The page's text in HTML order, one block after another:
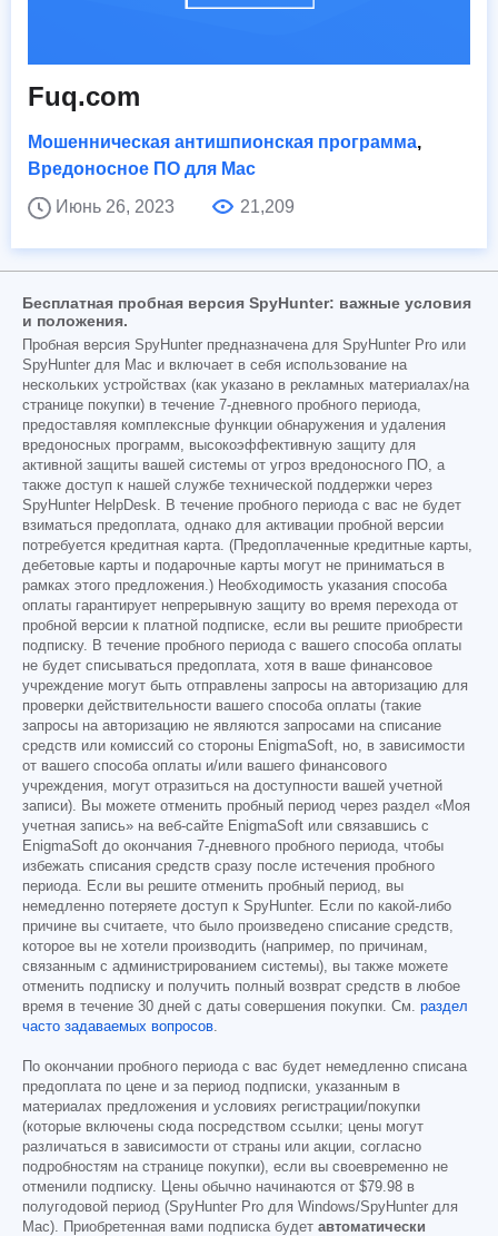
Fuq.com
Мошенническая антишпионская программа,
Вредоносное ПО для Mac
Июнь 26, 2023
21,209
Бесплатная пробная версия SpyHunter: важные условия
и положения.
Пробная версия SpyHunter предназначена для SpyHunter Pro или
SpyHunter для Mac и включает в себя использование на
нескольких устройствах (как указано в рекламных материалах/на
странице покупки) в течение 7-дневного пробного периода,
предоставляя комплексные функции обнаружения и удаления
вредоносных программ, высокоэффективную защиту для
активной защиты вашей системы от угроз вредоносного ПО, а
также доступ к нашей службе технической поддержки через
SpyHunter HelpDesk. В течение пробного периода с вас не будет
взиматься предоплата, однако для активации пробной версии
потребуется кредитная карта. (Предоплаченные кредитные карты,
дебетовые карты и подарочные карты могут не приниматься в
рамках этого предложения.) Необходимость указания способа
оплаты гарантирует непрерывную защиту во время перехода от
пробной версии к платной подписке, если вы решите приобрести
подписку. В течение пробного периода с вашего способа оплаты
не будет списываться предоплата, хотя в ваше финансовое
учреждение могут быть отправлены запросы на авторизацию для
проверки действительности вашего способа оплаты (такие
запросы на авторизацию не являются запросами на списание
средств или комиссий со стороны EnigmaSoft, но, в зависимости
от вашего способа оплаты и/или вашего финансового
учреждения, могут отразиться на доступности вашей учетной
записи). Вы можете отменить пробный период через раздел «Моя
учетная запись» на веб-сайте EnigmaSoft или связавшись с
EnigmaSoft до окончания 7-дневного пробного периода, чтобы
избежать списания средств сразу после истечения пробного
периода. Если вы решите отменить пробный период, вы
немедленно потеряете доступ к SpyHunter. Если по какой-либо
причине вы считаете, что было произведено списание средств,
которое вы не хотели производить (например, по причинам,
связанным с администрированием системы), вы также можете
отменить подписку и получить полный возврат средств в любое
время в течение 30 дней с даты совершения покупки. См. раздел
часто задаваемых вопросов
По окончании пробного периода с вас будет немедленно списана
предоплата по цене и за период подписки, указанным в
материалах предложения и условиях регистрации/покупки
(которые включены сюда посредством ссылки; цены могут
различаться в зависимости от страны или акции, согласно
подробностям на странице покупки), если вы своевременно не
отменили подписку. Цены обычно начинаются от $79.98 в
полугодовой период (SpyHunter Pro для Windows/SpyHunter для
Mac). Приобретенная вами подписка будет автоматически